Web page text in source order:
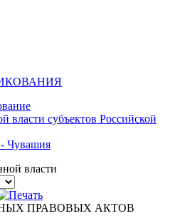
власти субъектов Российской
- Чувашия
власти
ПРАВОВЫХ АКТОВ